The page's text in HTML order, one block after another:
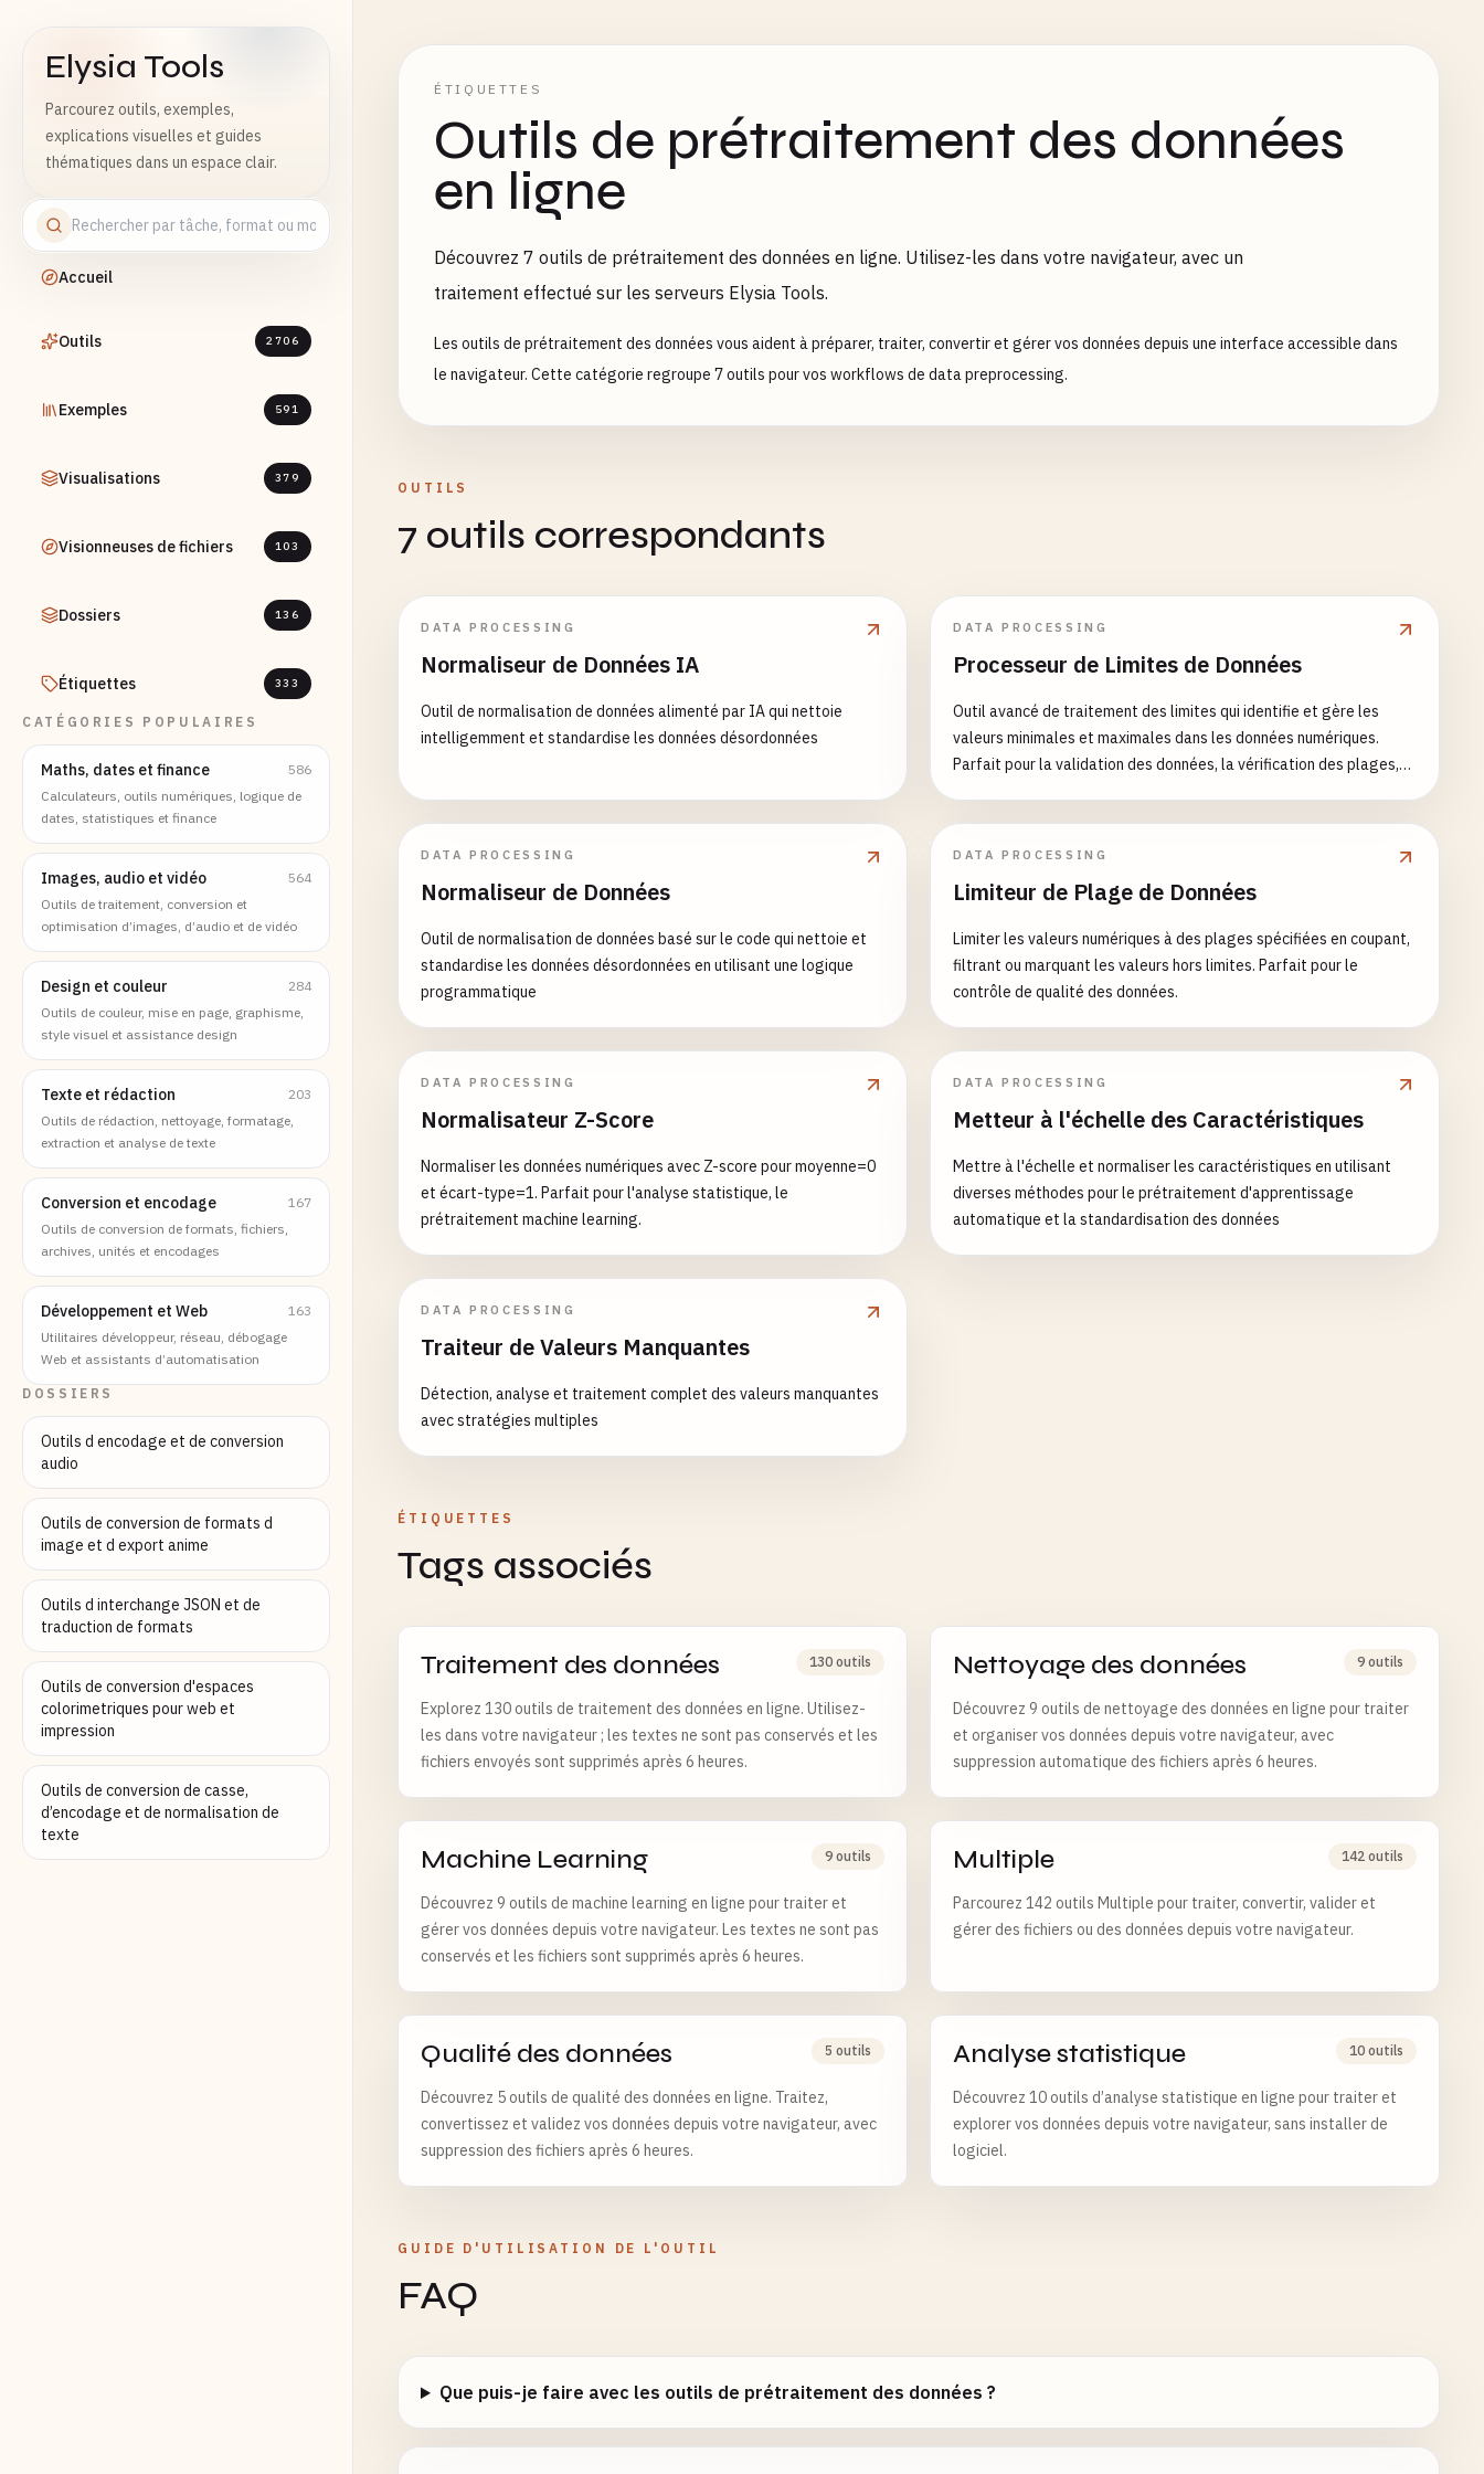
Elysia Tools
Parcourez outils, exemples,
explications visuelles et guides
thématiques dans un espace clair.
Accueil
Outils 2706
Exemples 591
Visualisations 379
Visionneuses de fichiers 103
Dossiers 136
Étiquettes 333
CATÉGORIES POPULAIRES
Maths, dates et finance
586
Calculateurs, outils numériques, logique de
dates, statistiques et finance
Images, audio et vidéo
564
Outils de traitement, conversion et
optimisation d’images, d’audio et de vidéo
Design et couleur
284
Outils de couleur, mise en page, graphisme,
style visuel et assistance design
Texte et rédaction
203
Outils de rédaction, nettoyage, formatage,
extraction et analyse de texte
Conversion et encodage
167
Outils de conversion de formats, fichiers,
archives, unités et encodages
Développement et Web
163
Utilitaires développeur, réseau, débogage
Web et assistants d’automatisation
DOSSIERS
Outils d encodage et de conversion
audio
Outils de conversion de formats d
image et d export anime
Outils d interchange JSON et de
traduction de formats
Outils de conversion d'espaces
colorimetriques pour web et
impression
Outils de conversion de casse,
d’encodage et de normalisation de
texte
ÉTIQUETTES
Outils de prétraitement des données
en ligne
Découvrez 7 outils de prétraitement des données en ligne. Utilisez-les dans votre navigateur, avec un
traitement effectué sur les serveurs Elysia Tools.
Les outils de prétraitement des données vous aident à préparer, traiter, convertir et gérer vos données depuis une interface accessible dans
le navigateur. Cette catégorie regroupe 7 outils pour vos workflows de data preprocessing.
OUTILS
7 outils correspondants
DATA PROCESSING
Normaliseur de Données IA
Outil de normalisation de données alimenté par IA qui nettoie
intelligemment et standardise les données désordonnées
DATA PROCESSING
Processeur de Limites de Données
Outil avancé de traitement des limites qui identifie et gère les
valeurs minimales et maximales dans les données numériques.
Parfait pour la validation des données, la vérification des plages,
DATA PROCESSING
Normaliseur de Données
Outil de normalisation de données basé sur le code qui nettoie et
standardise les données désordonnées en utilisant une logique
programmatique
DATA PROCESSING
Limiteur de Plage de Données
Limiter les valeurs numériques à des plages spécifiées en coupant,
filtrant ou marquant les valeurs hors limites. Parfait pour le
contrôle de qualité des données.
DATA PROCESSING
Normalisateur Z-Score
Normaliser les données numériques avec Z-score pour moyenne=0
et écart-type=1. Parfait pour l'analyse statistique, le
prétraitement machine learning.
DATA PROCESSING
Metteur à l'échelle des Caractéristiques
Mettre à l'échelle et normaliser les caractéristiques en utilisant
diverses méthodes pour le prétraitement d'apprentissage
automatique et la standardisation des données
DATA PROCESSING
Traiteur de Valeurs Manquantes
Détection, analyse et traitement complet des valeurs manquantes
avec stratégies multiples
ÉTIQUETTES
Tags associés
Traitement des données 130 outils
Explorez 130 outils de traitement des données en ligne. Utilisez-
les dans votre navigateur ; les textes ne sont pas conservés et les
fichiers envoyés sont supprimés après 6 heures.
Nettoyage des données 9 outils
Découvrez 9 outils de nettoyage des données en ligne pour traiter
et organiser vos données depuis votre navigateur, avec
suppression automatique des fichiers après 6 heures.
Machine Learning 9 outils
Découvrez 9 outils de machine learning en ligne pour traiter et
gérer vos données depuis votre navigateur. Les textes ne sont pas
conservés et les fichiers sont supprimés après 6 heures.
Multiple 142 outils
Parcourez 142 outils Multiple pour traiter, convertir, valider et
gérer des fichiers ou des données depuis votre navigateur.
Qualité des données 5 outils
Découvrez 5 outils de qualité des données en ligne. Traitez,
convertissez et validez vos données depuis votre navigateur, avec
suppression des fichiers après 6 heures.
Analyse statistique 10 outils
Découvrez 10 outils d’analyse statistique en ligne pour traiter et
explorer vos données depuis votre navigateur, sans installer de
logiciel.
GUIDE D'UTILISATION DE L'OUTIL
FAQ
Que puis-je faire avec les outils de prétraitement des données ?